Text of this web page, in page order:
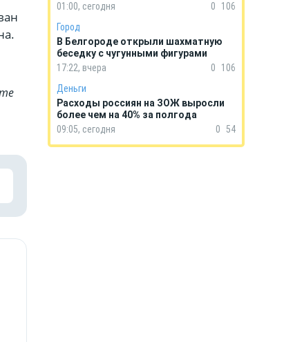
01:00, сегодня
0
106
Город
В Белгороде открыли шахматную
беседку с чугунными фигурами
17:22, вчера
0
106
Деньги
Расходы россиян на ЗОЖ выросли
более чем на 40% за полгода
09:05, сегодня
0 54